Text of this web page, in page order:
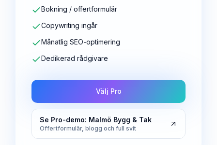
Bokning / offertformulär
Copywriting ingår
Månatlig SEO-optimering
Dedikerad rådgivare
Välj Pro
Se Pro-demo: Malmö Bygg & Tak
Offertformulär, blogg och full svit